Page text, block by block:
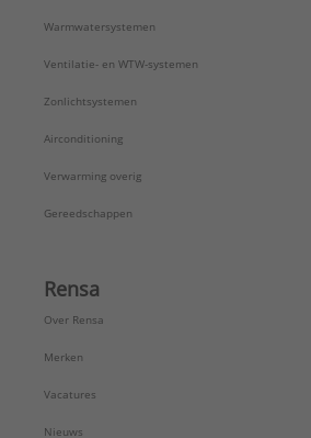
Warmwatersystemen
Ventilatie- en WTW-systemen
Zonlichtsystemen
Airconditioning
Verwarming overig
Gereedschappen
Rensa
Over Rensa
Merken
Vacatures
Nieuws